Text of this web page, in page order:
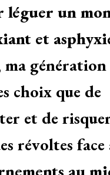
léguer un
et
ma génération
choix que de
et de
révoltes face